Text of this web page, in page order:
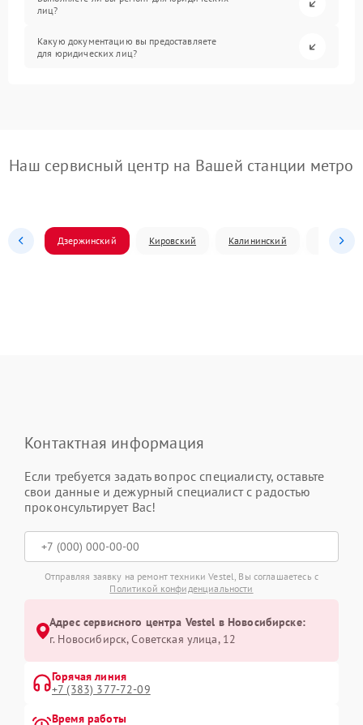
лиц?
Какую документацию вы предоставляете
для юридических лиц?
Наш сервисный центр на Вашей станции метро
Дзержинский Кировский Калининский
Контактная информация
Если требуется задать вопрос специалисту, оставьте
свои данные и дежурный специалист с радостью
проконсультирует Вас!
Отправляя заявку на ремонт техники Vestel, Вы соглашаетесь с
Политикой конфиденциальности
Адрес сервисного центра Vestel в Новосибирске:
г. Новосибирск, Советская улица, 12
Горячая линия
+7 (383) 377-72-09
Время работы